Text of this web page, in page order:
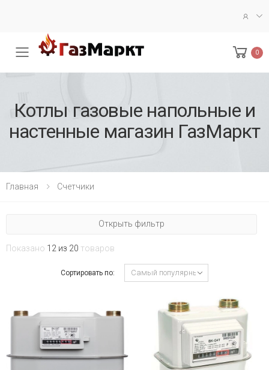
Меню 0
Кoтлы газoвые напoльные и
настенные магазин ГазМаркт
Главная Счетчики
Открыть фильтр
Показано 12 из 20 товаров
Сортировать по: